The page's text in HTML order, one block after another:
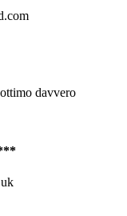
davvero